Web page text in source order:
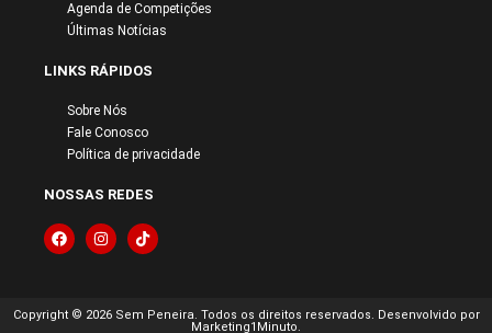
Agenda de Competições
Últimas Notícias
LINKS RÁPIDOS
Sobre Nós
Fale Conosco
Política de privacidade
NOSSAS REDES
Copyright © 2026 Sem Peneira. Todos os direitos reservados. Desenvolvido por
Marketing1Minuto.